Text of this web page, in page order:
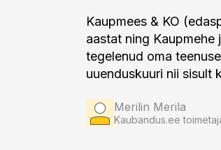
Kaupmees & KO
aastat ning
tegelenud oma
uuenduskuuri nii sisult
Merilin Merila
Kaubandus.ee